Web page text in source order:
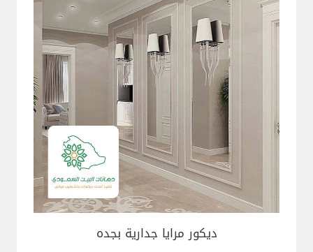
ديكور مرايا جدارية بجده